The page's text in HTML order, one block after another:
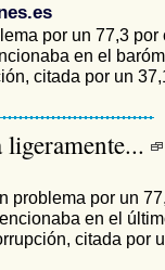
por un 77,3 por
en el
citada por un
problema por un
en el
citada por